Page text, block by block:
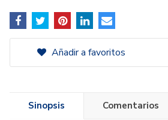
Añadir a favoritos
Sinopsis Comentarios